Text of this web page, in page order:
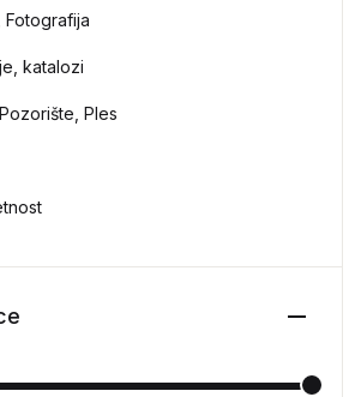
Fotografija
katalozi
Ples